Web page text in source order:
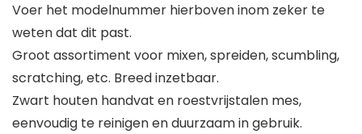
Voer het modelnummer hierboven inom zeker te
weten dat dit past.
Groot assortiment voor mixen, spreiden, scumbling,
scratching, etc. Breed inzetbaar.
Zwart houten handvat en roestvrijstalen mes,
eenvoudig te reinigen en duurzaam in gebruik.